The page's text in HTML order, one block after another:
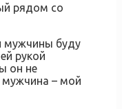
рядом со
мужчины буду
рукой
он не
мужчина – мой